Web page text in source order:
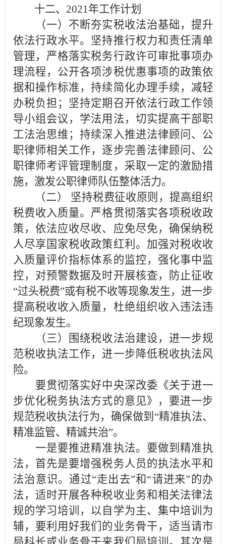
十二、2021年工作计划
（一）不断夯实税收法治基础，提升
依法行政水平。坚持推行权力和责任清单
管理，严格落实税务行政许可审批事项办
理流程，公开各项涉税优惠事项的政策依
据和操作标准，持续简化办理手续，减轻
办税负担；坚持定期召开依法行政工作领
导小组会议，学法用法，切实提高干部职
工法治思维；持续深入推进法律顾问、公
职律师相关工作，逐步完善法律顾问、公
职律师考评管理制度，采取一定的激励措
施，激发公职律师队伍整体活力。
（二） 坚持税费征收原则，提高组织
税费收入质量。严格贯彻落实各项税收政
策，依法应收尽收、应免尽免，确保纳税
人尽享国家税收政策红利。加强对税收收
入质量评价指标体系的监控，强化事中监
控，对预警数据及时开展核查，防止征收
“过头税费”或有税不收等现象发生，进一步
提高税收收入质量，杜绝组织收入违法违
纪现象发生。
（三）围绕税收法治建设，进一步规
范税收执法工作，进一步降低税收执法风
险。
要贯彻落实好中央深改委《关于进一
步优化税务执法方式的意见》，要进一步
规范税收执法行为，确保做到“精准执法、
精准监管、精诚共治”。
一是要推进精准执法。要做到精准执
法，首先是要增强税务人员的执法水平和
法治意识。通过“走出去”和“请进来”的办
法，适时开展各种税收业务和相关法律法
规的学习培训，以自学为主、集中培训为
辅，要利用好我们的业务骨干，适当请市